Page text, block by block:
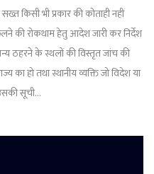
किसी भी प्रकार की कोताही नहीं
की रोकथाम हेतु आदेश जारी कर निर्देश
ठहरने के स्थलों की विस्तृत जांच की
का हो तथा स्थानीय व्यक्ति जो विदेश या
सूची...